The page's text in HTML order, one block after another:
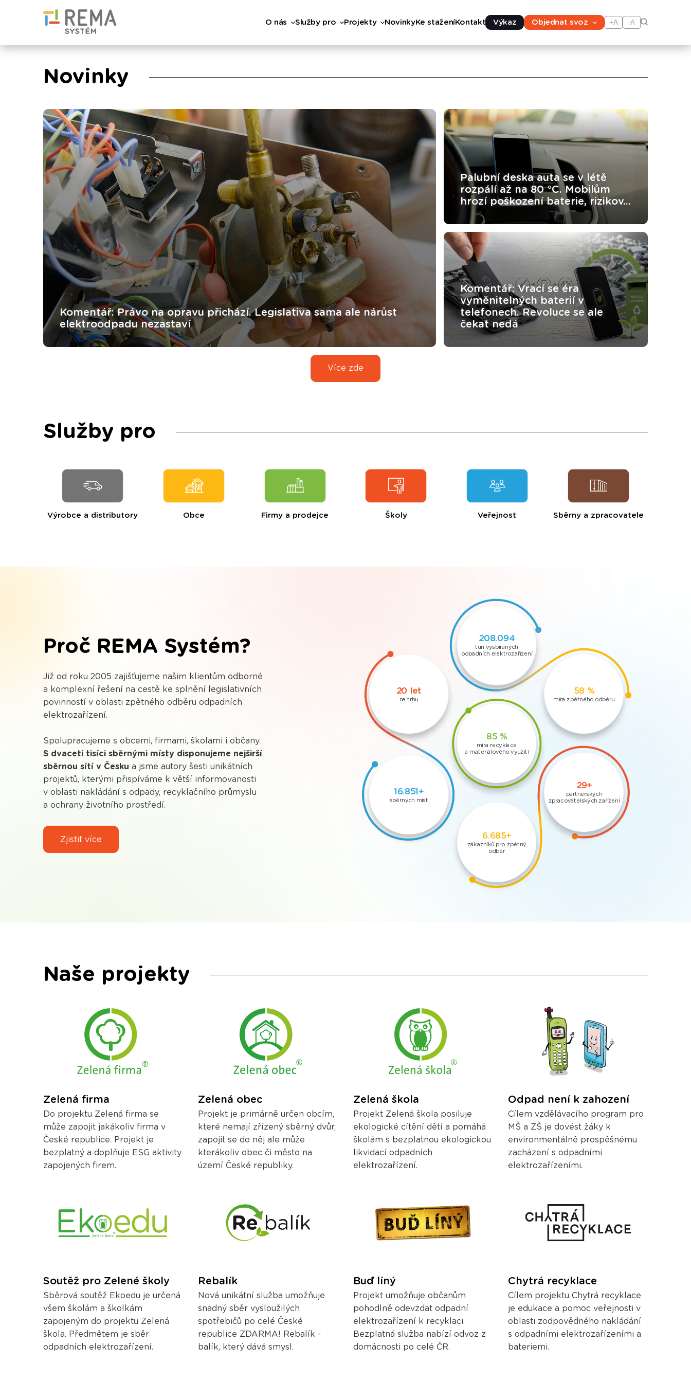
O nás Služby pro Projekty NovinkyKe staženíKontakt Výkaz Objednat svoz +A -A
Novinky
Komentář: Právo na opravu přichází. Legislativa sama ale nárůst
elektroodpadu nezastaví
Palubní deska auta se v létě
rozpálí až na 80 °C. Mobilům
hrozí poškození baterie, rizikov...
Komentář: Vrací se éra
vyměnitelných baterií v
telefonech. Revoluce se ale
čekat nedá
Více zde
Služby pro
Výrobce a distributory Obce Firmy a prodejce Školy Veřejnost Sběrny a zpracovatele
Proč REMA Systém?
Již od roku 2005 zajišťujeme našim klientům odborné
a komplexní řešení na cestě ke splnění legislativních
povinností v oblasti zpětného odběru odpadních
elektrozařízení.
Spolupracujeme s obcemi, firmami, školami i občany.
S dvaceti tisíci sběrnými místy disponujeme nejširší
sběrnou sítí v Česku a jsme autory šesti unikátních
projektů, kterými přispíváme k větší informovanosti
v oblasti nakládání s odpady, recyklačního průmyslu
a ochrany životního prostředí.
Zjistit více
21 let
na trhu
21.827+
sběrných míst
299.692
tun vysbíraných
odpadních elektrozařízení
92 %
míra recyklace
a materiálového využití
10.837+
zákazníků pro zpětný
odběr
69 %
míra zpětného odběru
36+
partnerských
zpracovatelských zařízení
Naše projekty
Zelená firma
Do projektu Zelená firma se
může zapojit jakákoliv firma v
České republice. Projekt je
bezplatný a doplňuje ESG aktivity
zapojených firem.
Zelená obec
Projekt je primárně určen obcím,
které nemají zřízený sběrný dvůr,
zapojit se do něj ale může
kterákoliv obec či město na
území České republiky.
Zelená škola
Projekt Zelená škola posiluje
ekologické cítění dětí a pomáhá
školám s bezplatnou ekologickou
likvidací odpadních
elektrozařízení.
Odpad není k zahození
Cílem vzdělávacího program pro
MŠ a ZŠ je dovést žáky k
environmentálně prospěšnému
zacházení s odpadními
elektrozařízeními.
Soutěž pro Zelené školy
Sběrová soutěž Ekoedu je určená
všem školám a školkám
zapojeným do projektu Zelená
škola. Předmětem je sběr
odpadních elektrozařízení.
Rebalík
Nová unikátní služba umožňuje
snadný sběr vysloužilých
spotřebičů po celé České
republice ZDARMA! Rebalík -
balík, který dává smysl.
Buď líný
Projekt umožňuje občanům
pohodlně odevzdat odpadní
elektrozařízení k recyklaci.
Bezplatná služba nabízí odvoz z
domácnosti po celé ČR.
Chytrá recyklace
Cílem projektu Chytrá recyklace
je edukace a pomoc veřejnosti v
oblasti zodpovědného nakládání
s odpadními elektrozařízeními a
bateriemi.